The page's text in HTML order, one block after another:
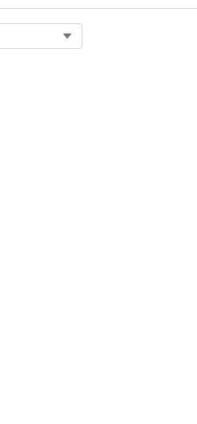
要更改数字体验设置：